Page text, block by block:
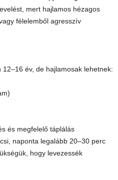
mert hajlamos hézagos
félelemből agresszív
év, de hajlamosak lehetnek:
és megfelelő táplálás
naponta legalább 20–30 perc
hogy levezessék